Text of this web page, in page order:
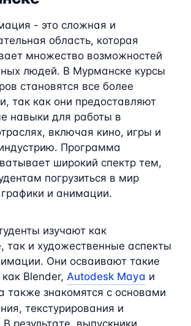
- это сложная и
область, которая
множество возможностей
людей. В Мурманске курсы
становятся все более
так как они предоставляют
навыки для работы в
включая кино, игры и
Программа
широкий спектр тем,
погрузиться в мир
и анимации.
изучают как
так и художественные аспекты
Они осваивают такие
Blender, Autodesk Maya и
также знакомятся с основами
текстурирования и
результате, выпускники